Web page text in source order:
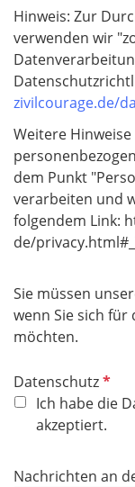
f
e
l
d
Hinweis: Zur
verwenden wir
zivilcourage.de/
Weitere
dem Punkt
verarbeiten und
folgendem Link:
de/
Sie müssen
wenn Sie sich
möchten.
DatenschutzP
f
l
Ich habe die
akzeptiert.
Nachrichten an